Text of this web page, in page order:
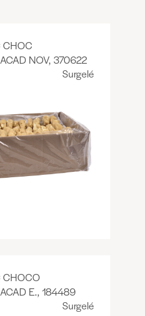
CHOC
NOV, 370622
Surgelé
CHOCO
E., 184489
Surgelé